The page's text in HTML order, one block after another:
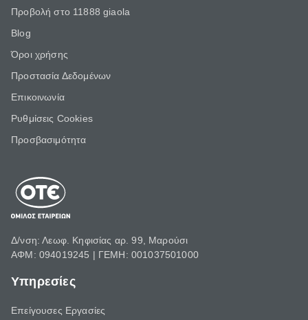
Προβολή στο 11888 giaola
Blog
Όροι χρήσης
Προστασία Δεδομένων
Επικοινωνία
Ρυθμίσεις Cookies
Προσβασιμότητα
Δ/νση: Λεωφ. Κηφισίας αρ. 99, Μαρούσι
ΑΦΜ: 094019245 | ΓΕΜΗ: 001037501000
Υπηρεσίες
Επείγουσες Εργασίες